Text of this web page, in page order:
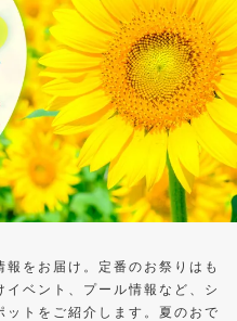
をお届け。定番のお祭りはも
ベント、プール情報など、シ
トをご紹介します。夏のおで